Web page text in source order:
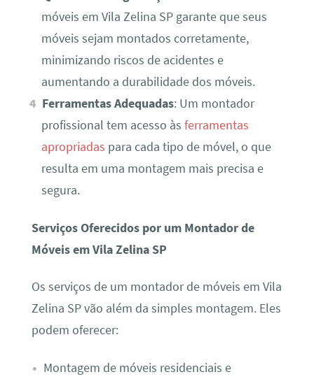
móveis em Vila Zelina SP garante que seus
móveis sejam montados corretamente,
minimizando riscos de acidentes e
aumentando a durabilidade dos móveis.
Ferramentas Adequadas: Um montador
profissional tem acesso às ferramentas
apropriadas para cada tipo de móvel, o que
resulta em uma montagem mais precisa e
segura.
Serviços Oferecidos por um Montador de
Móveis em Vila Zelina SP
Os serviços de um montador de móveis em Vila
Zelina SP vão além da simples montagem. Eles
podem oferecer:
Montagem de móveis residenciais e